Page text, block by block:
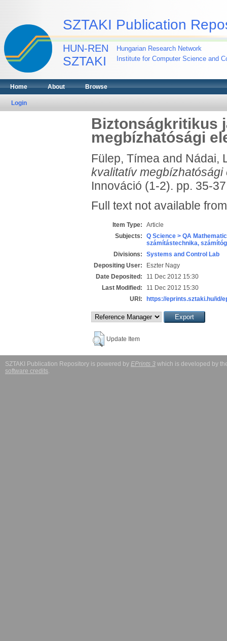
SZTAKI Publication
HUN-REN
SZTAKI
Hungarian Research Network
Institute for Computer Science and
Home About Browse
Login
Biztonságkritikus
megbízhatósági
Fülep, Tímeaand Nádai,
kvalitatív megbízhatósági
Innováció (1-2). pp. 35-
Full text not available
Item Type:
Article
Subjects:
Q Science > QA
számítástechnika,
Divisions:
Systems and Control Lab
Depositing User:
Eszter Nagy
Date Deposited:
11 Dec 2012 15:30
Last Modified:
11 Dec 2012 15:30
URI:
https://eprints.sztaki.hu/id/
Update Item
SZTAKI Publication Repository is powered by EPrints 3 which is developed by
software credits.